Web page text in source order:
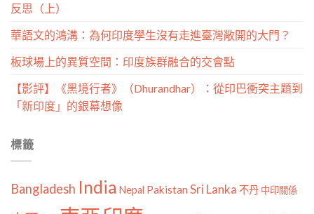
反思（上）
華語文的鴻溝：為何印度學生沒有走進臺灣敞開的大門？
板球場上的異質空間：印度族群融合的交會點
【影評】《黑境行者》（Dhurandhar）：從印巴衝突主題到
「新印度」的銀幕想像
標籤
Bangladesh India Nepal Pakistan Sri Lanka 不丹 中印關係